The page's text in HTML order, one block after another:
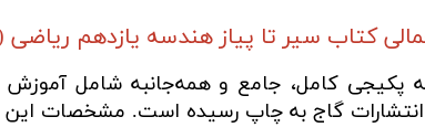
کتاب سیر تا پیاز هندسه یازدهم ریاضی
پکیجی کامل، جامع و همه‌جانبه شامل
گاج به چاپ رسیده است. مشخصات این